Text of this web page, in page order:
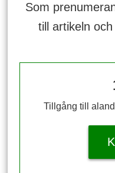
Som
till artikeln och
Tillgång till